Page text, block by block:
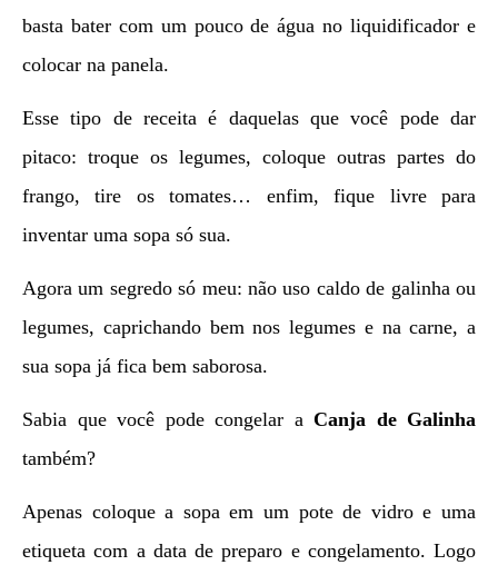
basta bater com um pouco de água no liquidificador e
colocar na panela.
Esse tipo de receita é daquelas que você pode dar
pitaco: troque os legumes, coloque outras partes do
frango, tire os tomates… enfim, fique livre para
inventar uma sopa só sua.
Agora um segredo só meu: não uso caldo de galinha ou
legumes, caprichando bem nos legumes e na carne, a
sua sopa já fica bem saborosa.
Sabia que você pode congelar a Canja de Galinha
também?
Apenas coloque a sopa em um pote de vidro e uma
etiqueta com a data de preparo e congelamento. Logo